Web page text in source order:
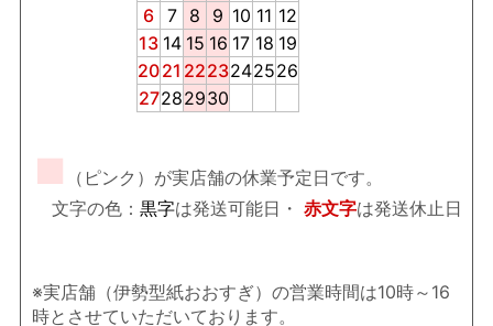
6 7 8 9 10 11 12
13 14 15 16 17 18 19
2021 2223242526
27282930
■
（ピンク）が実店舗の休業予定日です。
文字の色： 黒字は発送可能日・ 赤文字は発送休止日
※実店舗（伊勢型紙おおすぎ）の営業時間は10時～16
時とさせていただいております。